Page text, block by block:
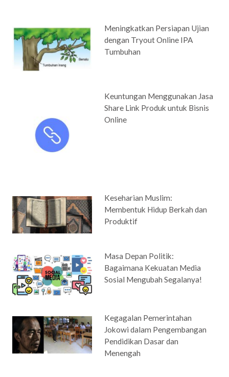
Meningkatkan Persiapan Ujian
dengan Tryout Online IPA
Tumbuhan
Keuntungan Menggunakan Jasa
Share Link Produk untuk Bisnis
Online
Keseharian Muslim:
Membentuk Hidup Berkah dan
Produktif
Masa Depan Politik:
Bagaimana Kekuatan Media
Sosial Mengubah Segalanya!
Kegagalan Pemerintahan
Jokowi dalam Pengembangan
Pendidikan Dasar dan
Menengah